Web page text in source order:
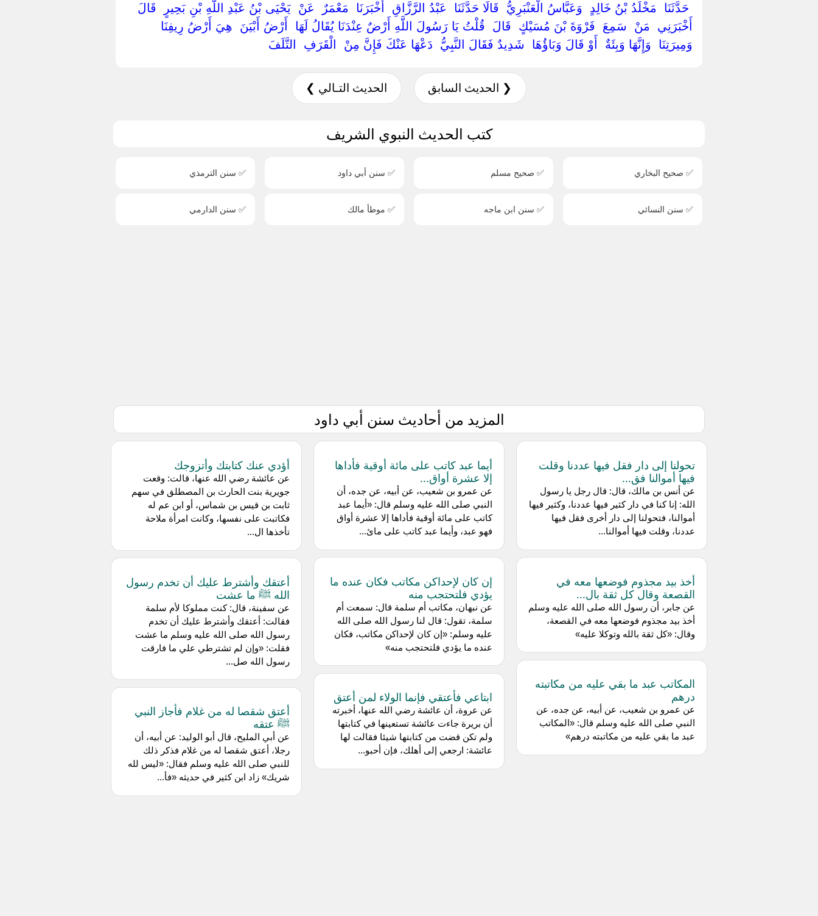
‏ ‏حَدَّثَنَا ‏ ‏مَخْلَدُ بْنُ خَالِدٍ ‏ ‏وَعَبَّاسُ الْعَنْبَرِيُّ ‏ ‏قَالَا حَدَّثَنَا ‏ ‏عَبْدُ الرَّزَّاقِ ‏ ‏أَخْبَرَنَا ‏ ‏مَعْمَرٌ ‏ ‏عَنْ ‏ ‏يَحْيَى بْنُ عَبْدِ اللَّهِ بْنِ بَحِيرٍ ‏ ‏قَالَ
أَخْبَرَنِي ‏ ‏مَنْ ‏ ‏سَمِعَ ‏ ‏فَرْوَةَ بْنَ مُسَيْكٍ ‏ ‏قَالَ ‏ ‏قُلْتُ يَا رَسُولَ اللَّهِ أَرْضٌ عِنْدَنَا يُقَالُ لَهَا ‏ ‏أَرْضُ أَبْيَنَ ‏ ‏هِيَ أَرْضُ رِيفِنَا ‏
‏وَمِيرَتِنَا ‏ ‏وَإِنَّهَا وَبِئَةٌ ‏ ‏أَوْ قَالَ وَبَاؤُهَا ‏ ‏شَدِيدٌ فَقَالَ النَّبِيُّ ‏ ‏دَعْهَا عَنْكَ فَإِنَّ مِنْ ‏ ‏الْقَرَفِ ‏ ‏التَّلَفَ ‏
❮ الحديث السابق الحديث التـالي ❯
كتب الحديث النبوي الشريف
✅ صحيح البخاري ✅ صحيح مسلم ✅ سنن أبي داود ✅ سنن الترمذي
✅ سنن النسائي ✅ سنن ابن ماجه ✅ موطأ مالك ✅ سنن الدارمي
المزيد من أحاديث سنن أبي داود
تحولنا إلى دار فقل فيها عددنا وقلت
فيها أموالنا فق...
عن أنس بن مالك، قال: قال رجل يا رسول
الله: إنا كنا في دار كثير فيها عددنا، وكثير فيها
أموالنا، فتحولنا إلى دار أخرى فقل فيها
عددنا، وقلت فيها أموالنا...
أخذ بيد مجذوم فوضعها معه في
القصعة وقال كل ثقة بال...
عن جابر، أن رسول الله صلى الله عليه وسلم
أخذ بيد مجذوم فوضعها معه في القصعة،
وقال: «كل ثقة بالله وتوكلا عليه»
المكاتب عبد ما بقي عليه من مكاتبته
درهم
عن عمرو بن شعيب، عن أبيه، عن جده، عن
النبي صلى الله عليه وسلم قال: «المكاتب
عبد ما بقي عليه من مكاتبته درهم»
أيما عبد كاتب على مائة أوقية فأداها
إلا عشرة أواق...
عن عمرو بن شعيب، عن أبيه، عن جده، أن
النبي صلى الله عليه وسلم قال: «أيما عبد
كاتب على مائة أوقية فأداها إلا عشرة أواق
فهو عبد، وأيما عبد كاتب على مائ...
إن كان لإحداكن مكاتب فكان عنده ما
يؤدي فلتحتجب منه
عن نبهان، مكاتب أم سلمة قال: سمعت أم
سلمة، تقول: قال لنا رسول الله صلى الله
عليه وسلم: «إن كان لإحداكن مكاتب، فكان
عنده ما يؤدي فلتحتجب منه»
ابتاعي فأعتقي فإنما الولاء لمن أعتق
عن عروة، أن عائشة رضي الله عنها، أخبرته
أن بريرة جاءت عائشة تستعينها في كتابتها
ولم تكن قضت من كتابتها شيئا فقالت لها
عائشة: ارجعي إلى أهلك، فإن أحبو...
أؤدي عنك كتابتك وأتزوجك
عن عائشة رضي الله عنها، قالت: وقعت
جويرية بنت الحارث بن المصطلق في سهم
ثابت بن قيس بن شماس، أو ابن عم له
فكاتبت على نفسها، وكانت امرأة ملاحة
تأخذها ال...
أعتقك وأشترط عليك أن تخدم رسول
الله ﷺ ما عشت
عن سفينة، قال: كنت مملوكا لأم سلمة
فقالت: أعتقك وأشترط عليك أن تخدم
رسول الله صلى الله عليه وسلم ما عشت
فقلت: «وإن لم تشترطي علي ما فارقت
رسول الله صل...
أعتق شقصا له من غلام فأجاز النبي
ﷺ عتقه
عن أبي المليح، قال أبو الوليد: عن أبيه، أن
رجلا، أعتق شقصا له من غلام فذكر ذلك
للنبي صلى الله عليه وسلم فقال: «ليس لله
شريك» زاد ابن كثير في حديثه «فأ...